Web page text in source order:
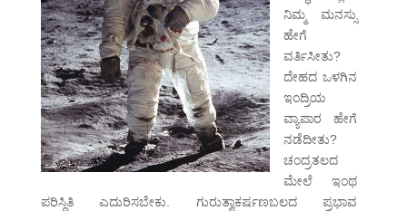
ನಿಮ್ಮ ಮನಸ್ಸು
ಹೇಗೆ
ವರ್ತಿಸೀತು?
ದೇಹದ ಒಳಗಿನ
ಇಂದ್ರಿಯ
ವ್ಯಾಪಾರ ಹೇಗೆ
ನಡೆದೀತು?
ಚಂದ್ರತಲದ
ಮೇಲೆ ಇಂಥ
ಪರಿಸ್ಥಿತಿ ಎದುರಿಸಬೇಕು. ಗುರುತ್ವಾಕರ್ಷಣಬಲದ ಪ್ರಭಾವ